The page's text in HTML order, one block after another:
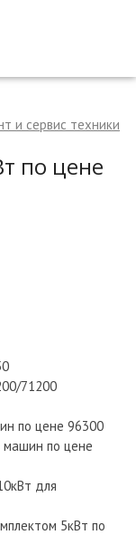
и сервис техники
по цене
71200
по цене 96300
машин по цене
для
5кВт по